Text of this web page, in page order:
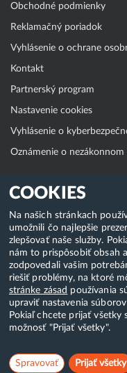
COOKIES
Na našich stránkach
umožnili čo najlepšie
zlepšovať naše služby.
nám to prispôsobiť obsah
zodpovedali vašim
riešiť problémy, na ktoré
stránke zásad používania
upraviť nastavenia
Pokiaľ chcete prijať
možnosť "Prijať všetky".
Spravovať Prijať všetky
Obchodné podmienky
Reklamačný poriadok
Vyhlásenie o ochrane
Kontakt
Partnerský program
Nastavenie cookies
Vyhlásenie o
Oznámenie o nezákonnom
Klientská zóna
WebAdmin
WebMail
Zmena hesla (E-mail, FTP,
Webhosting
Domény
Copyright & 2018-2026